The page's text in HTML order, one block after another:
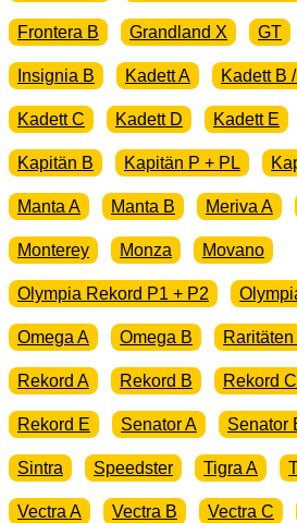
Frontera B Grandland X GT
Insignia B Kadett A Kadett B
Kadett C Kadett D Kadett E
Kapitän B Kapitän P + PL
Manta A Manta B Meriva A
Monterey Monza Movano
Olympia Rekord P1 + P2
Omega A Omega B
Rekord A Rekord B Rekord C
Rekord E Senator A Senator
Sintra Speedster Tigra A
Vectra A Vectra B Vectra C